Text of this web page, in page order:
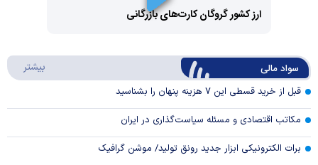
Video
Video
ارز کشور گروگان کارت‌های بازرگانی
سواد مالی بیشتر
قبل از خرید قسطی این ۷ هزینه پنهان را بشناسید
مکاتب اقتصادی و مسئله سیاست‌گذاری در ایران
برات الکترونیکی ابزار جدید رونق تولید/ موشن گرافیک